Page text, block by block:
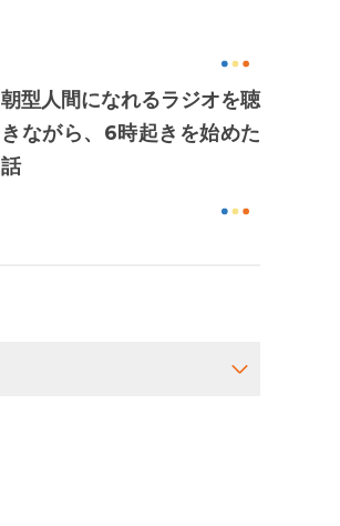
朝型人間になれるラジオを聴
きながら、6時起きを始めた
話